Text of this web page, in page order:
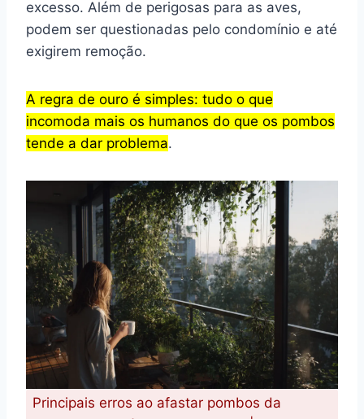
excesso. Além de perigosas para as aves,
podem ser questionadas pelo condomínio e até
exigirem remoção.
A regra de ouro é simples: tudo o que
incomoda mais os humanos do que os pombos
tende a dar problema.
Principais erros ao afastar pombos da